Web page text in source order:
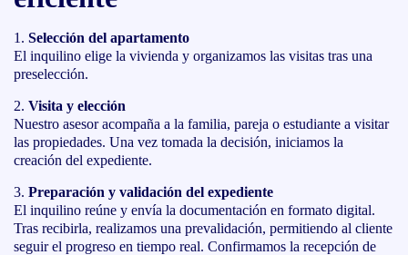
Selección del apartamento
El inquilino elige la vivienda y organizamos las visitas tras una
preselección.
Visita y elección
Nuestro asesor acompaña a la familia, pareja o estudiante a visitar
las propiedades. Una vez tomada la decisión, iniciamos la
creación del expediente.
Preparación y validación del expediente
El inquilino reúne y envía la documentación en formato digital.
Tras recibirla, realizamos una prevalidación, permitiendo al cliente
seguir el progreso en tiempo real. Confirmamos la recepción de